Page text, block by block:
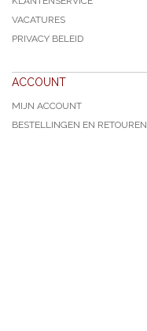
VACATURES
PRIVACY BELEID
ACCOUNT
MIJN ACCOUNT
BESTELLINGEN EN RETOUREN